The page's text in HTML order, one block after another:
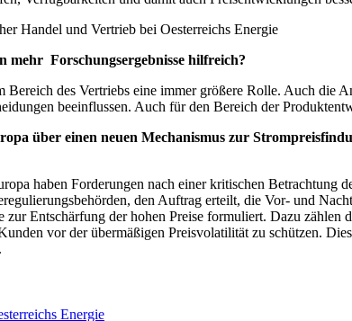
Handel und Vertrieb bei Oesterreichs Energie
mehr Forschungsergebnisse hilfreich?
Bereich des Vertriebs eine immer größere Rolle. Auch die
beeinflussen. Auch für den Bereich der
über einen neuen Mechanismus zur
haben Forderungen nach einer kritischen
den Auftrag erteilt, die Vor- und
zur Entschärfung der hohen Preise formuliert. Dazu zählen
vor der übermäßigen Preisvolatilität zu schützen.